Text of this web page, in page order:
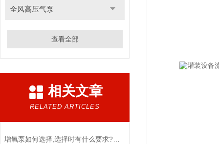
全风高压气泵
查看全部
相关文章
RELATED ARTICLES
增氧泵如何选择,选择时有什么要求?养殖朋友请看过来